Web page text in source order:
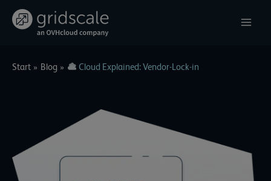
Inhalt
Start Blog Cloud Explained: Vendor-Lock-in